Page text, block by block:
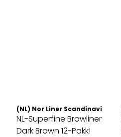
(NL) Nor Liner Scandinavia AS
NL-Superfine Browliner
Dark Brown 12-Pakk!